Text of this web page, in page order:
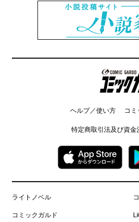
コミック
ヘルプ／使い方 コ
特定商取引法及び資金
ライトノベル
コミックガルド